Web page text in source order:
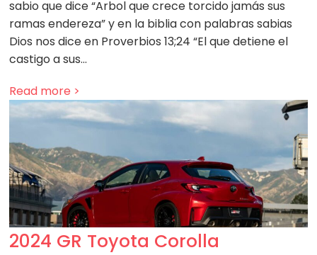
sabio que dice “Arbol que crece torcido jamás sus
ramas endereza” y en la biblia con palabras sabias
Dios nos dice en Proverbios 13;24 “El que detiene el
castigo a sus…
Read more >
2024 GR Toyota Corolla